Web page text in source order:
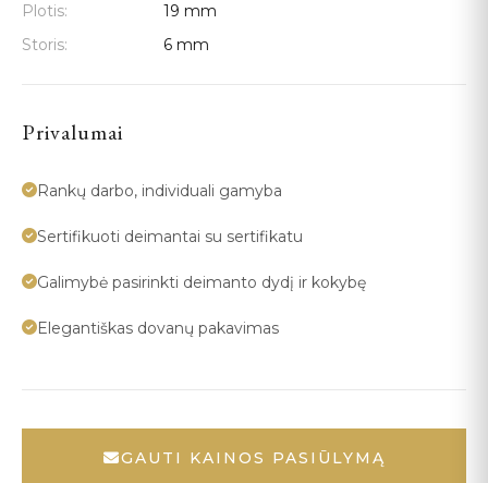
Plotis:
19 mm
Storis:
6 mm
Privalumai
Rankų darbo, individuali gamyba
Sertifikuoti deimantai su sertifikatu
Galimybė pasirinkti deimanto dydį ir kokybę
Elegantiškas dovanų pakavimas
GAUTI KAINOS PASIŪLYMĄ